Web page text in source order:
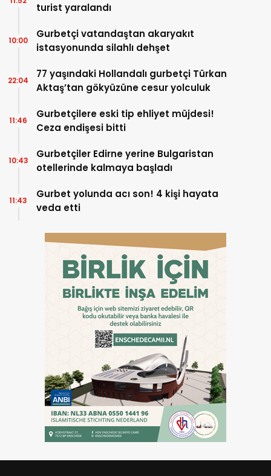
turist yaralandı
Gurbetçi vatandaştan akaryakıt
istasyonunda silahlı dehşet
10:00
77 yaşındaki Hollandalı gurbetçi Türkan
Aktaş’tan gökyüzüne cesur yolculuk
22:04
Gurbetçilere eski tip ehliyet müjdesi!
Ceza endişesi bitti
11:46
Gurbetçiler Edirne yerine Bulgaristan
otellerinde kalmaya başladı
10:43
Gurbet yolunda acı son! 4 kişi hayata
veda etti
11:43